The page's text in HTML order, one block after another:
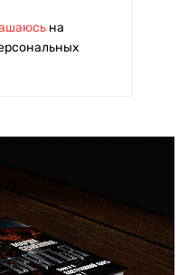
на